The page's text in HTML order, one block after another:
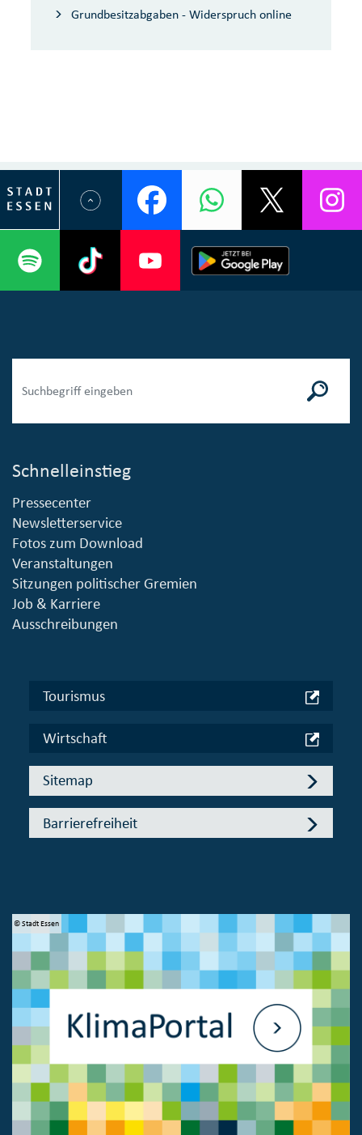
Grundbesitzabgaben - Widerspruch online
Schnelleinstieg
Pressecenter
Newsletterservice
Fotos zum Download
Veranstaltungen
Sitzungen politischer Gremien
Job & Karriere
Ausschreibungen
Tourismus
Wirtschaft
Sitemap
Barrierefreiheit
© Stadt Essen